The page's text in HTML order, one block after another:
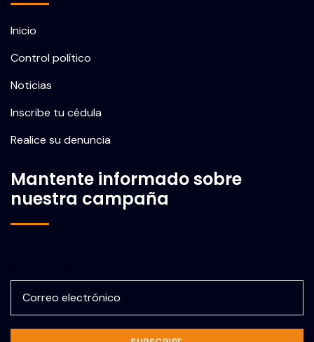
Inicio
Control político
Noticias
Inscribe tu cédula
Realice su denuncia
Mantente informado sobre
nuestra campaña